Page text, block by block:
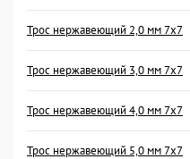
Трос нержавеющий 2,0 мм 7x7
Трос нержавеющий 3,0 мм 7x7
Трос нержавеющий 4,0 мм 7x7
Трос нержавеющий 5,0 мм 7x7